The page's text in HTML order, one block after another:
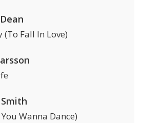
(To Fall In Love)
Wanna Dance)